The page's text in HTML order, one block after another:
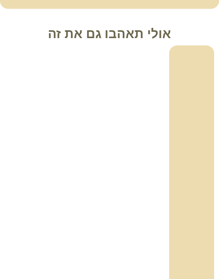
אולי תאהבו גם את זה